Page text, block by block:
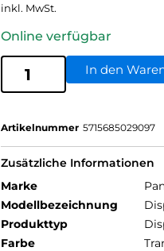
inkl. MwSt.
Online verfügbar
In den
Artikelnummer 5715685029097
Zusätzliche Informationen
Marke
Modellbezeichnung
Produkttyp
Farbe